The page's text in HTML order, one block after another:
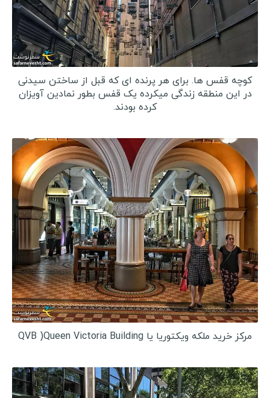
بولیوی
کاستاریکا
پاناما
هندوراس
جمهوری دومینیکن
هائیتی
گواتمالا
بلیز
آرژانتین
شیلی
سفرنامه آسیا و اقیانوسیه
چین
ژاپن
مالدیو
ویتنام
بنگلادش
کوچه قفس ها. برای هر پرنده ای که قبل از ساختن سیدنی
در این منطقه زندگی میکرده یک قفس بطور نمادین آویزان
کرده بودند.
مرکز خرید ملکه ویکتوریا یا QVB )Queen Victoria Building